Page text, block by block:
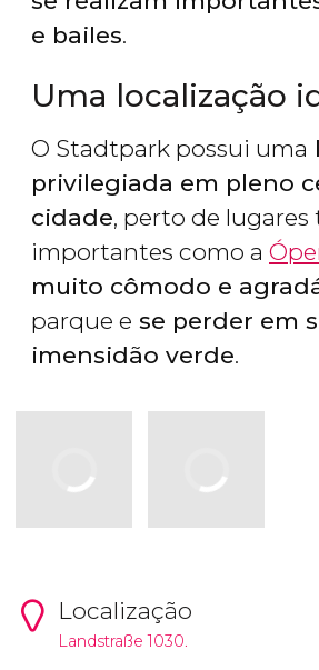
e bailes.
Uma localização
O Stadtpark possui uma
privilegiada em pleno
cidade, perto de lugares
importantes como a
muito cômodo e
parque e se perder em
imensidão verde.
Localização
Landstraße 1030.